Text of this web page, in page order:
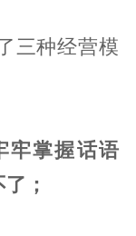
三种经营模
牢掌握话语
；